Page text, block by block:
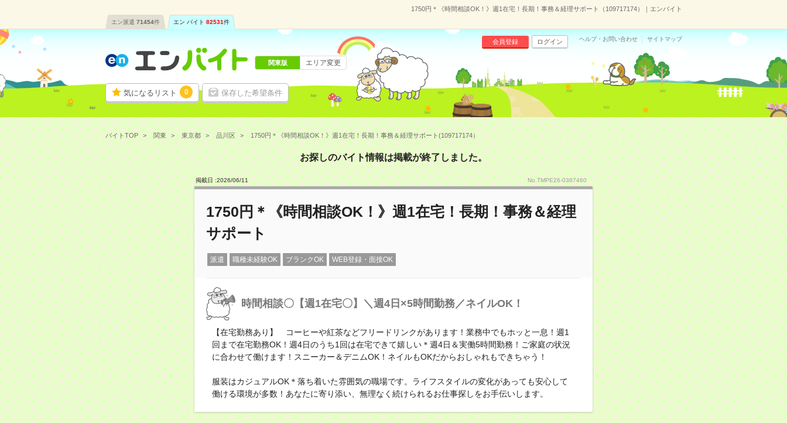
1750円＊《時間相談OK！》週1在宅！長期！事務＆経理サポート（109717174）｜エンバイト
エン派遣 71454件 エン バイト 82531件
気になるリスト 0 保存した希望条件
会員登録 ログイン ヘルプ・お問い合わせ サイトマップ
関東版 エリア変更
バイトTOP 関東 東京都 品川区 1750円＊《時間相談OK！》週1在宅！長期！事務＆経理サポート(109717174）
お探しのバイト情報は掲載が終了しました。
掲載日 :2026/06/11 No.TMPE26-0387460
1750円＊《時間相談OK！》週1在宅！長期！事務＆経理
サポート
派遣 職種未経験OK ブランクOK WEB登録・面接OK
時間相談〇【週1在宅〇】＼週4日×5時間勤務／ネイルOK！
【在宅勤務あり】 コーヒーや紅茶などフリードリンクがあります！業務中でもホッと一息！週1
回まで在宅勤務OK！週4日のうち1回は在宅できて嬉しい＊週4日＆実働5時間勤務！ご家庭の状況
に合わせて働けます！スニーカー＆デニムOK！ネイルもOKだからおしゃれもできちゃう！
服装はカジュアルOK＊落ち着いた雰囲気の職場です。ライフスタイルの変化があっても安心して
働ける環境が多数！あなたに寄り添い、無理なく続けられるお仕事探しをお手伝いします。